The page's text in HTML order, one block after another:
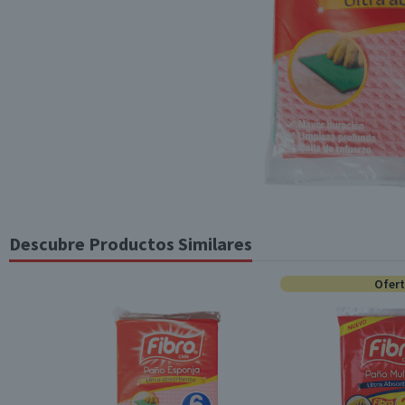
Descubre Productos Similares